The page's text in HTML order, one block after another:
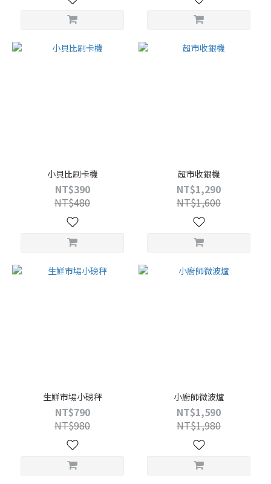
小貝比刷卡機
NT$390
NT$480
超市收銀機
NT$1,290
NT$1,600
生鮮市場小磅秤
NT$790
NT$980
小廚師微波爐
NT$1,590
NT$1,980